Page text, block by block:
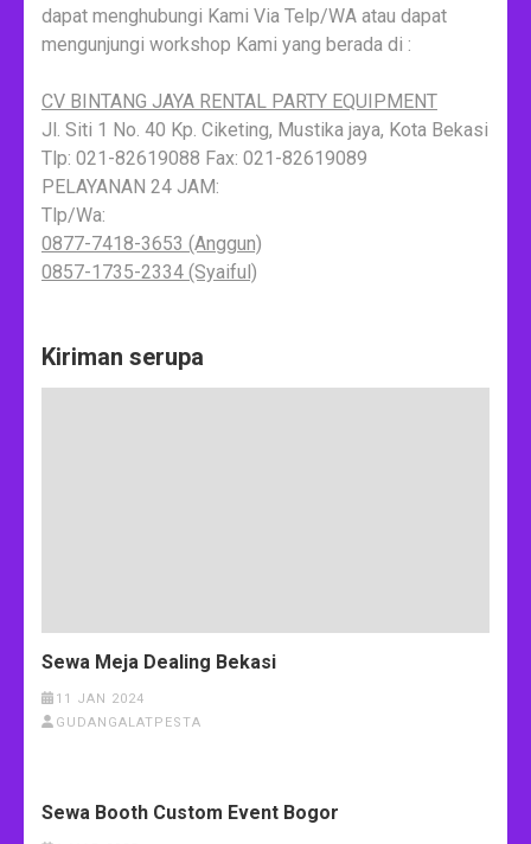
dapat menghubungi Kami Via Telp/WA atau dapat
mengunjungi workshop Kami yang berada di :
CV BINTANG JAYA RENTAL PARTY EQUIPMENT
Jl. Siti 1 No. 40 Kp. Ciketing, Mustika jaya, Kota Bekasi
Tlp: 021-82619088 Fax: 021-82619089
PELAYANAN 24 JAM:
Tlp/Wa:
0877-7418-3653 (Anggun)
0857-1735-2334 (Syaiful)
Kiriman serupa
Sewa Meja Dealing Bekasi
11 JAN 2024
GUDANGALATPESTA
Sewa Booth Custom Event Bogor